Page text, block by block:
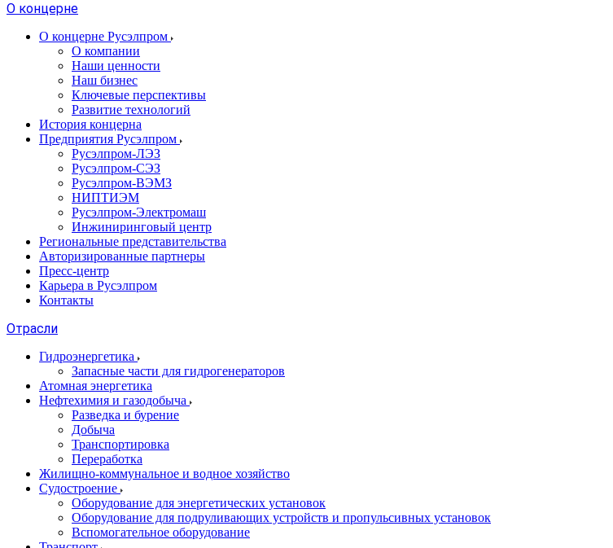
О концерне
О концерне Русэлпром
О компании
Наши ценности
Наш бизнес
Ключевые перспективы
Развитие технологий
История концерна
Предприятия Русэлпром
Русэлпром-ЛЭЗ
Русэлпром-СЭЗ
Русэлпром-ВЭМЗ
НИПТИЭМ
Русэлпром-Электромаш
Инжиниринговый центр
Региональные представительства
Авторизированные партнеры
Пресс-центр
Карьера в Русэлпром
Контакты
Отрасли
Гидроэнергетика
Запасные части для гидрогенераторов
Атомная энергетика
Нефтехимия и газодобыча
Разведка и бурение
Добыча
Транспортировка
Переработка
Жилищно-коммунальное и водное хозяйство
Судостроение
Оборудование для энергетических установок
Оборудование для подруливающих устройств и пропульсивных установок
Вспомогательное оборудование